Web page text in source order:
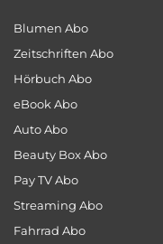
Blumen Abo
Zeitschriften Abo
Hörbuch Abo
eBook Abo
Auto Abo
Beauty Box Abo
Pay TV Abo
Streaming Abo
Fahrrad Abo